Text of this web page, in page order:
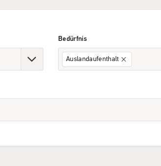
Bedürfnis
Auslandaufenthalt